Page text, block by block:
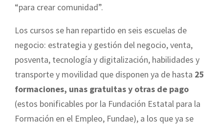
“para crear comunidad”.
Los cursos se han repartido en seis escuelas de
negocio: estrategia y gestión del negocio, venta,
posventa, tecnología y digitalización, habilidades y
transporte y movilidad que disponen ya de hasta 25
formaciones, unas gratuitas y otras de pago
(estos bonificables por la Fundación Estatal para la
Formación en el Empleo, Fundae), a los que ya se